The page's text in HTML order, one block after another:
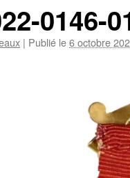
0146-
| Publié le6 octobre